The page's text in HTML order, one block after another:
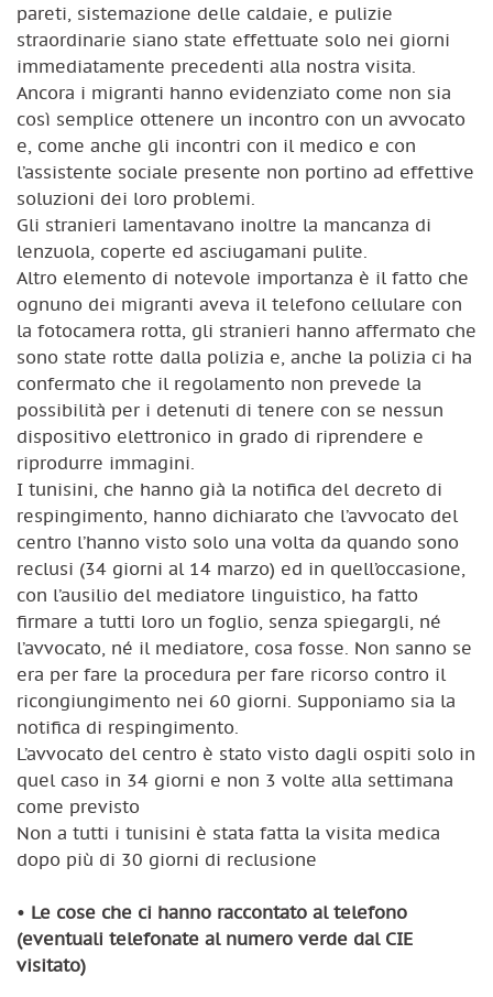
pareti, sistemazione delle caldaie, e pulizie
straordinarie siano state effettuate solo nei giorni
immediatamente precedenti alla nostra visita.
Ancora i migranti hanno evidenziato come non sia
così semplice ottenere un incontro con un avvocato
e, come anche gli incontri con il medico e con
l’assistente sociale presente non portino ad effettive
soluzioni dei loro problemi.
Gli stranieri lamentavano inoltre la mancanza di
lenzuola, coperte ed asciugamani pulite.
Altro elemento di notevole importanza è il fatto che
ognuno dei migranti aveva il telefono cellulare con
la fotocamera rotta, gli stranieri hanno affermato che
sono state rotte dalla polizia e, anche la polizia ci ha
confermato che il regolamento non prevede la
possibilità per i detenuti di tenere con se nessun
dispositivo elettronico in grado di riprendere e
riprodurre immagini.
I tunisini, che hanno già la notifica del decreto di
respingimento, hanno dichiarato che l’avvocato del
centro l’hanno visto solo una volta da quando sono
reclusi (34 giorni al 14 marzo) ed in quell’occasione,
con l’ausilio del mediatore linguistico, ha fatto
firmare a tutti loro un foglio, senza spiegargli, né
l’avvocato, né il mediatore, cosa fosse. Non sanno se
era per fare la procedura per fare ricorso contro il
ricongiungimento nei 60 giorni. Supponiamo sia la
notifica di respingimento.
L’avvocato del centro è stato visto dagli ospiti solo in
quel caso in 34 giorni e non 3 volte alla settimana
come previsto
Non a tutti i tunisini è stata fatta la visita medica
dopo più di 30 giorni di reclusione
• Le cose che ci hanno raccontato al telefono
(eventuali telefonate al numero verde dal CIE
visitato)